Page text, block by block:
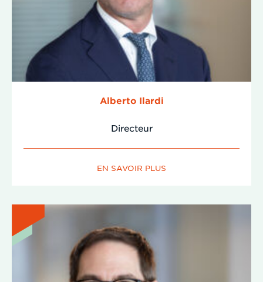
Alberto Ilardi
Directeur
EN SAVOIR PLUS